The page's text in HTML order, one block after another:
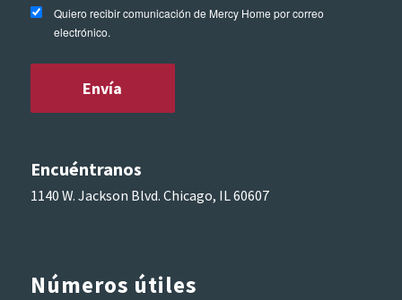
Quiero recibir comunicación de Mercy Home por correo
electrónico.
Encuéntranos
1140 W. Jackson Blvd. Chicago, IL 60607
Números útiles